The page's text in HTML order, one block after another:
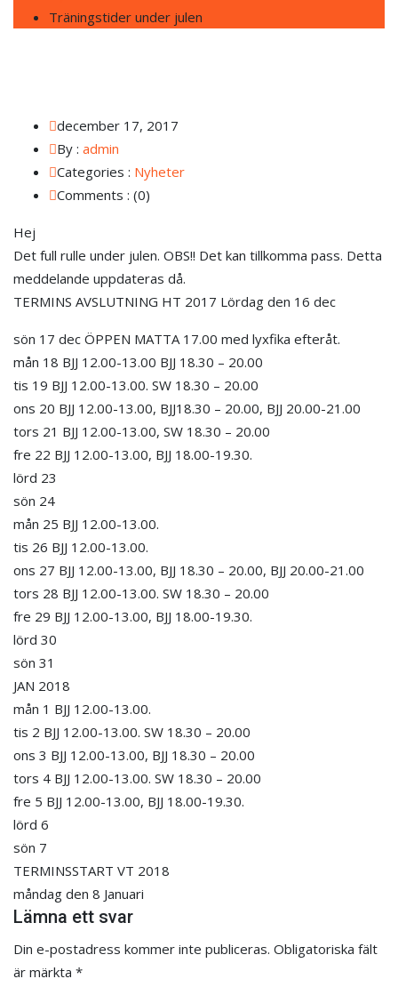
Träningstider under julen
december 17, 2017
By : admin
Categories : Nyheter
Comments : (0)
Hej
Det full rulle under julen. OBS!! Det kan tillkomma pass. Detta
meddelande uppdateras då.
TERMINS AVSLUTNING HT 2017 Lördag den 16 dec
sön 17 dec ÖPPEN MATTA 17.00 med lyxfika efteråt.
mån 18 BJJ 12.00-13.00 BJJ 18.30 – 20.00
tis 19 BJJ 12.00-13.00. SW 18.30 – 20.00
ons 20 BJJ 12.00-13.00, BJJ18.30 – 20.00, BJJ 20.00-21.00
tors 21 BJJ 12.00-13.00, SW 18.30 – 20.00
fre 22 BJJ 12.00-13.00, BJJ 18.00-19.30.
lörd 23
sön 24
mån 25 BJJ 12.00-13.00.
tis 26 BJJ 12.00-13.00.
ons 27 BJJ 12.00-13.00, BJJ 18.30 – 20.00, BJJ 20.00-21.00
tors 28 BJJ 12.00-13.00. SW 18.30 – 20.00
fre 29 BJJ 12.00-13.00, BJJ 18.00-19.30.
lörd 30
sön 31
JAN 2018
mån 1 BJJ 12.00-13.00.
tis 2 BJJ 12.00-13.00. SW 18.30 – 20.00
ons 3 BJJ 12.00-13.00, BJJ 18.30 – 20.00
tors 4 BJJ 12.00-13.00. SW 18.30 – 20.00
fre 5 BJJ 12.00-13.00, BJJ 18.00-19.30.
lörd 6
sön 7
TERMINSSTART VT 2018
måndag den 8 Januari
Lämna ett svar
Din e-postadress kommer inte publiceras. Obligatoriska fält
är märkta *